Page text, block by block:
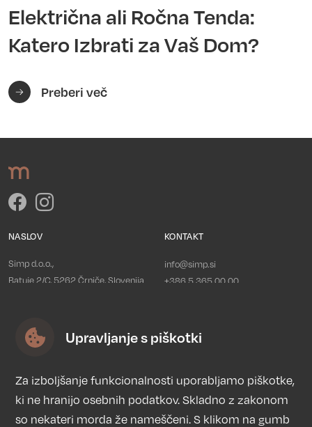
Upravljanje s piškotki
Za izboljšanje funkcionalnosti uporabljamo piškotke,
ki ne hranijo osebnih podatkov. Skladno z zakonom
so nekateri morda že nameščeni. S klikom na gumb
Električna ali Ročna Tenda:
Katero Izbrati za Vaš Dom?
Preberi več
NASLOV
Simp d.o.o.,
Batuje 2/C, 5262 Črniče, Slovenija
KONTAKT
info@simp.si
+386 5 365 00 00
Politika zasebnosti
Splošni pogoji